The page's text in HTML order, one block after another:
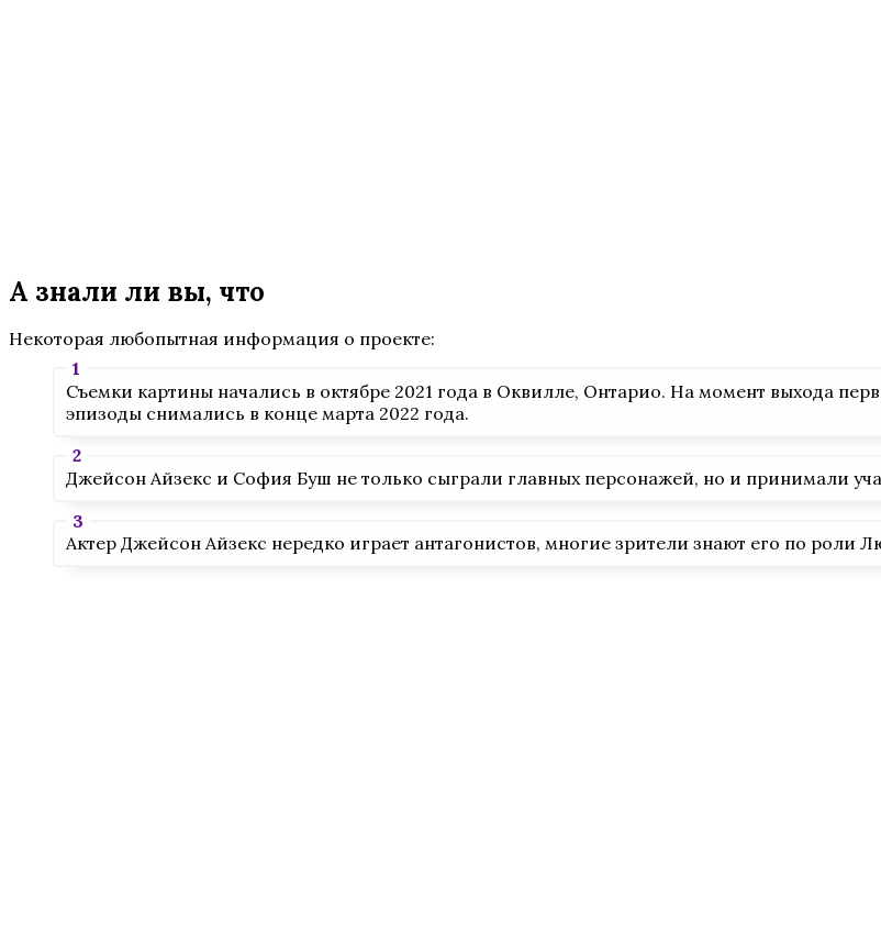
А знали ли вы, что
Некоторая любопытная информация о проекте:
Съемки картины начались в октябре 2021 года в Оквилле, Онтарио. На момент выхода
эпизоды снимались в конце марта 2022 года.
Джейсон Айзекс и София Буш не только сыграли главных персонажей, но и принимали
Актер Джейсон Айзекс нередко играет антагонистов, многие зрители знают его по